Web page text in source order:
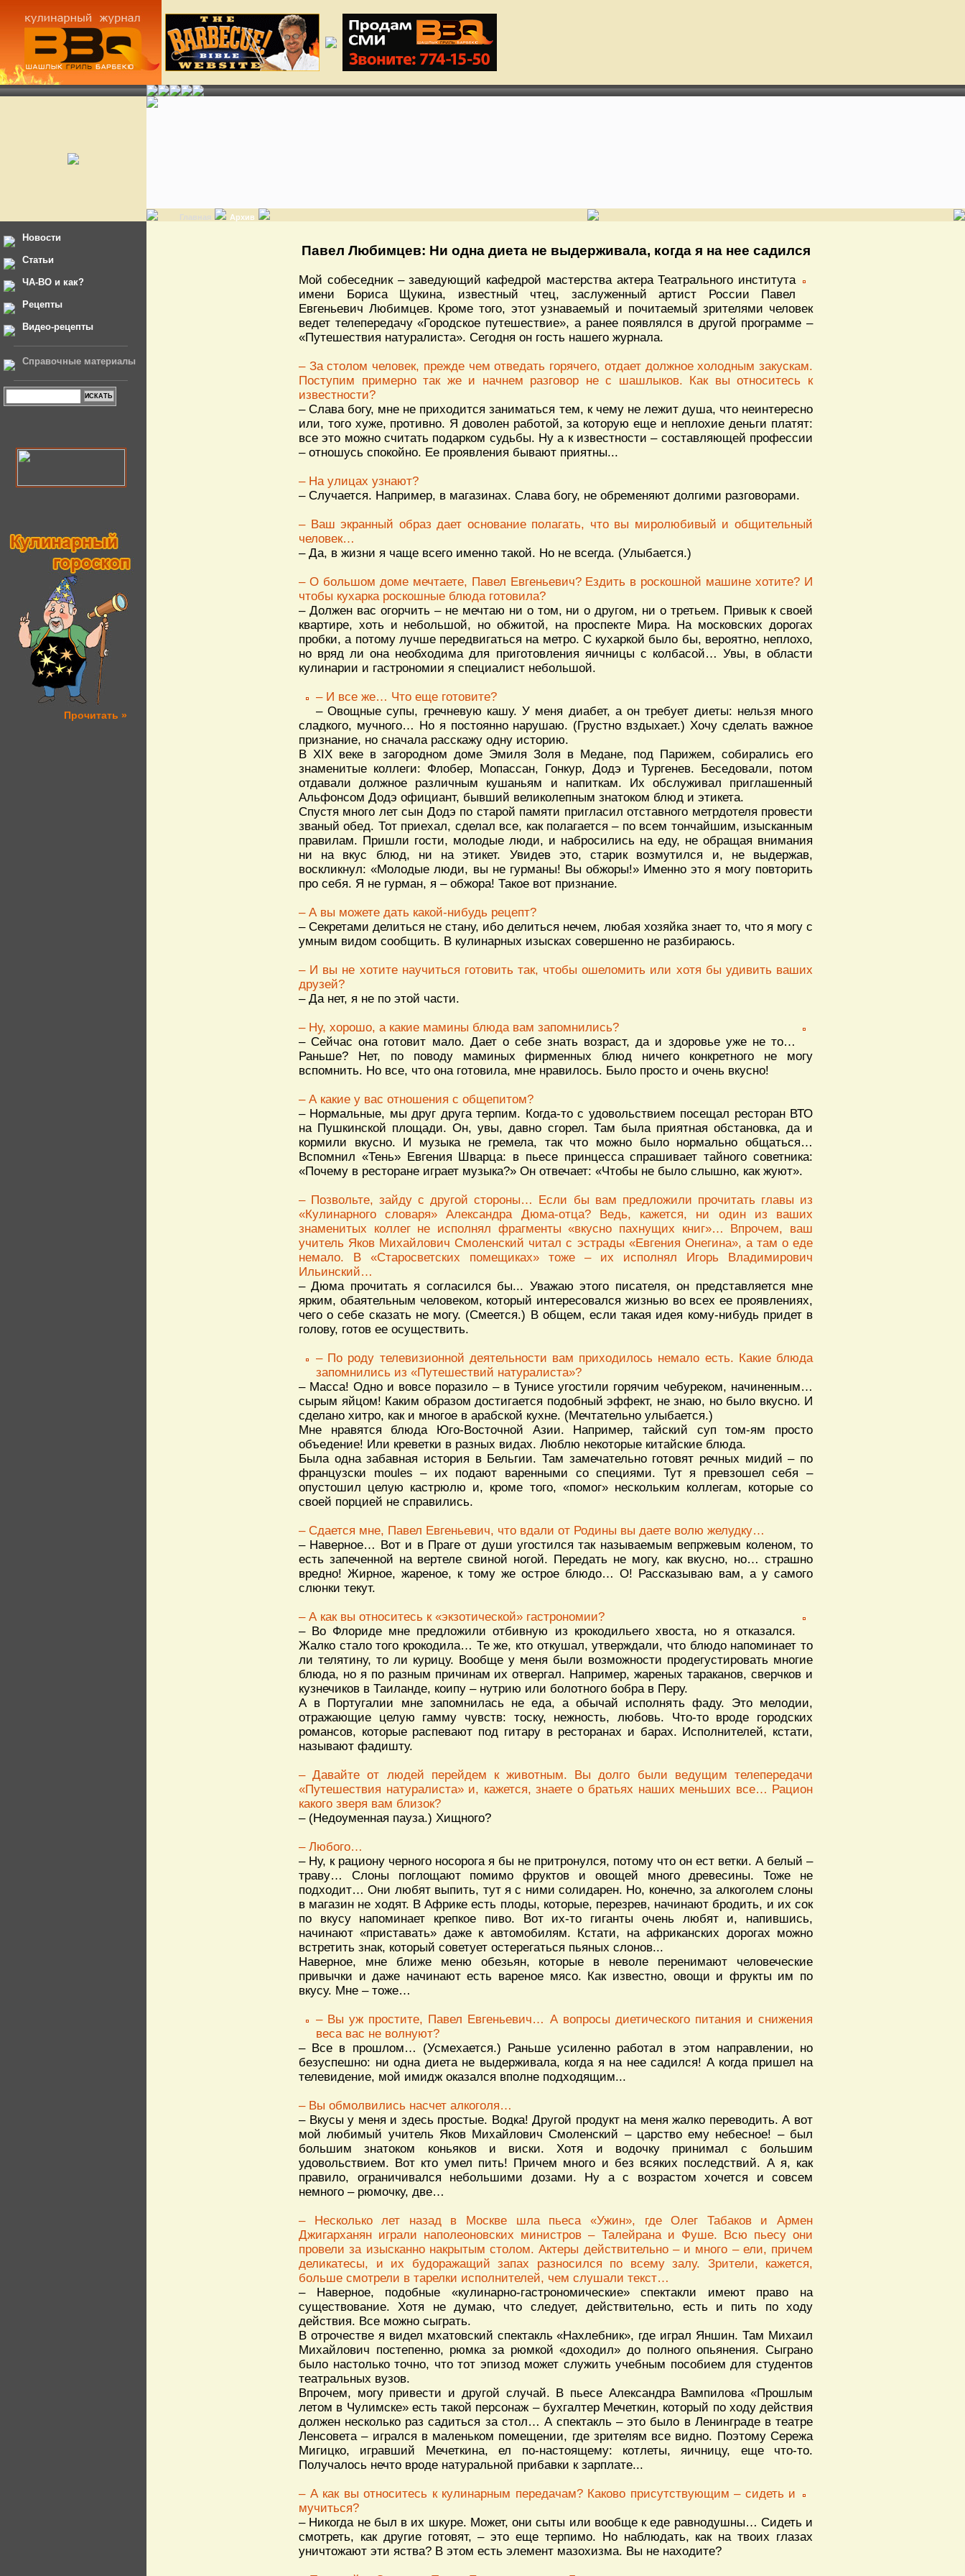
Главная Архив
Новости
Статьи
ЧА-ВО и как?
Рецепты
Видео-рецепты
Справочные материалы
Прочитать »
Павел Любимцев: Ни одна диета не выдерживала, когда я на нее садился
Мой собеседник – заведующий кафедрой мастерства актера Театрального института
имени Бориса Щукина, известный чтец, заслуженный артист России Павел
Евгеньевич Любимцев. Кроме того, этот узнаваемый и почитаемый зрителями человек
ведет телепередачу «Городское путешествие», а ранее появлялся в другой программе –
«Путешествия натуралиста». Сегодня он гость нашего журнала.
– За столом человек, прежде чем отведать горячего, отдает должное холодным закускам.
Поступим примерно так же и начнем разговор не с шашлыков. Как вы относитесь к
известности?
– Слава богу, мне не приходится заниматься тем, к чему не лежит душа, что неинтересно
или, того хуже, противно. Я доволен работой, за которую еще и неплохие деньги платят:
все это можно считать подарком судьбы. Ну а к известности – составляющей профессии
– отношусь спокойно. Ее проявления бывают приятны...
– На улицах узнают?
– Случается. Например, в магазинах. Слава богу, не обременяют долгими разговорами.
– Ваш экранный образ дает основание полагать, что вы миролюбивый и общительный
человек…
– Да, в жизни я чаще всего именно такой. Но не всегда. (Улыбается.)
– О большом доме мечтаете, Павел Евгеньевич? Ездить в роскошной машине хотите? И
чтобы кухарка роскошные блюда готовила?
– Должен вас огорчить – не мечтаю ни о том, ни о другом, ни о третьем. Привык к своей
квартире, хоть и небольшой, но обжитой, на проспекте Мира. На московских дорогах
пробки, а потому лучше передвигаться на метро. С кухаркой было бы, вероятно, неплохо,
но вряд ли она необходима для приготовления яичницы с колбасой… Увы, в области
кулинарии и гастрономии я специалист небольшой.
– И все же… Что еще готовите?
– Овощные супы, гречневую кашу. У меня диабет, а он требует диеты: нельзя много
сладкого, мучного… Но я постоянно нарушаю. (Грустно вздыхает.) Хочу сделать важное
признание, но сначала расскажу одну историю.
В XIX веке в загородном доме Эмиля Золя в Медане, под Парижем, собирались его
знаменитые коллеги: Флобер, Мопассан, Гонкур, Додэ и Тургенев. Беседовали, потом
отдавали должное различным кушаньям и напиткам. Их обслуживал приглашенный
Альфонсом Додэ официант, бывший великолепным знатоком блюд и этикета.
Спустя много лет сын Додэ по старой памяти пригласил отставного метрдотеля провести
званый обед. Тот приехал, сделал все, как полагается – по всем тончайшим, изысканным
правилам. Пришли гости, молодые люди, и набросились на еду, не обращая внимания
ни на вкус блюд, ни на этикет. Увидев это, старик возмутился и, не выдержав,
воскликнул: «Молодые люди, вы не гурманы! Вы обжоры!» Именно это я могу повторить
про себя. Я не гурман, я – обжора! Такое вот признание.
– А вы можете дать какой-нибудь рецепт?
– Секретами делиться не стану, ибо делиться нечем, любая хозяйка знает то, что я могу с
умным видом сообщить. В кулинарных изысках совершенно не разбираюсь.
– И вы не хотите научиться готовить так, чтобы ошеломить или хотя бы удивить ваших
друзей?
– Да нет, я не по этой части.
– Ну, хорошо, а какие мамины блюда вам запомнились?
– Сейчас она готовит мало. Дает о себе знать возраст, да и здоровье уже не то…
Раньше? Нет, по поводу маминых фирменных блюд ничего конкретного не могу
вспомнить. Но все, что она готовила, мне нравилось. Было просто и очень вкусно!
– А какие у вас отношения с общепитом?
– Нормальные, мы друг друга терпим. Когда-то с удовольствием посещал ресторан ВТО
на Пушкинской площади. Он, увы, давно сгорел. Там была приятная обстановка, да и
кормили вкусно. И музыка не гремела, так что можно было нормально общаться…
Вспомнил «Тень» Евгения Шварца: в пьесе принцесса спрашивает тайного советника:
«Почему в ресторане играет музыка?» Он отвечает: «Чтобы не было слышно, как жуют».
– Позвольте, зайду с другой стороны… Если бы вам предложили прочитать главы из
«Кулинарного словаря» Александра Дюма-отца? Ведь, кажется, ни один из ваших
знаменитых коллег не исполнял фрагменты «вкусно пахнущих книг»… Впрочем, ваш
учитель Яков Михайлович Смоленский читал с эстрады «Евгения Онегина», а там о еде
немало. В «Старосветских помещиках» тоже – их исполнял Игорь Владимирович
Ильинский…
– Дюма прочитать я согласился бы... Уважаю этого писателя, он представляется мне
ярким, обаятельным человеком, который интересовался жизнью во всех ее проявлениях,
чего о себе сказать не могу. (Смеется.) В общем, если такая идея кому-нибудь придет в
голову, готов ее осуществить.
– По роду телевизионной деятельности вам приходилось немало есть. Какие блюда
запомнились из «Путешествий натуралиста»?
– Масса! Одно и вовсе поразило – в Тунисе угостили горячим чебуреком, начиненным…
сырым яйцом! Каким образом достигается подобный эффект, не знаю, но было вкусно. И
сделано хитро, как и многое в арабской кухне. (Мечтательно улыбается.)
Мне нравятся блюда Юго-Восточной Азии. Например, тайский суп том-ям просто
объедение! Или креветки в разных видах. Люблю некоторые китайские блюда.
Была одна забавная история в Бельгии. Там замечательно готовят речных мидий – по
французски moules – их подают варенными со специями. Тут я превзошел себя –
опустошил целую кастрюлю и, кроме того, «помог» нескольким коллегам, которые со
своей порцией не справились.
– Сдается мне, Павел Евгеньевич, что вдали от Родины вы даете волю желудку…
– Наверное… Вот и в Праге от души угостился так называемым вепржевым коленом, то
есть запеченной на вертеле свиной ногой. Передать не могу, как вкусно, но… страшно
вредно! Жирное, жареное, к тому же острое блюдо… О! Рассказываю вам, а у самого
слюнки текут.
– А как вы относитесь к «экзотической» гастрономии?
– Во Флориде мне предложили отбивную из крокодильего хвоста, но я отказался.
Жалко стало того крокодила… Те же, кто откушал, утверждали, что блюдо напоминает то
ли телятину, то ли курицу. Вообще у меня были возможности продегустировать многие
блюда, но я по разным причинам их отвергал. Например, жареных тараканов, сверчков и
кузнечиков в Таиланде, коипу – нутрию или болотного бобра в Перу.
А в Португалии мне запомнилась не еда, а обычай исполнять фаду. Это мелодии,
отражающие целую гамму чувств: тоску, нежность, любовь. Что-то вроде городских
романсов, которые распевают под гитару в ресторанах и барах. Исполнителей, кстати,
называют фадишту.
– Давайте от людей перейдем к животным. Вы долго были ведущим телепередачи
«Путешествия натуралиста» и, кажется, знаете о братьях наших меньших все… Рацион
какого зверя вам близок?
– (Недоуменная пауза.) Хищного?
– Любого…
– Ну, к рациону черного носорога я бы не притронулся, потому что он ест ветки. А белый –
траву… Слоны поглощают помимо фруктов и овощей много древесины. Тоже не
подходит… Они любят выпить, тут я с ними солидарен. Но, конечно, за алкоголем слоны
в магазин не ходят. В Африке есть плоды, которые, перезрев, начинают бродить, и их сок
по вкусу напоминает крепкое пиво. Вот их-то гиганты очень любят и, напившись,
начинают «приставать» даже к автомобилям. Кстати, на африканских дорогах можно
встретить знак, который советует остерегаться пьяных слонов...
Наверное, мне ближе меню обезьян, которые в неволе перенимают человеческие
привычки и даже начинают есть вареное мясо. Как известно, овощи и фрукты им по
вкусу. Мне – тоже…
– Вы уж простите, Павел Евгеньевич… А вопросы диетического питания и снижения
веса вас не волнуют?
– Все в прошлом… (Усмехается.) Раньше усиленно работал в этом направлении, но
безуспешно: ни одна диета не выдерживала, когда я на нее садился! А когда пришел на
телевидение, мой имидж оказался вполне подходящим...
– Вы обмолвились насчет алкоголя…
– Вкусы у меня и здесь простые. Водка! Другой продукт на меня жалко переводить. А вот
мой любимый учитель Яков Михайлович Смоленский – царство ему небесное! – был
большим знатоком коньяков и виски. Хотя и водочку принимал с большим
удовольствием. Вот кто умел пить! Причем много и без всяких последствий. А я, как
правило, ограничивался небольшими дозами. Ну а с возрастом хочется и совсем
немного – рюмочку, две…
– Несколько лет назад в Москве шла пьеса «Ужин», где Олег Табаков и Армен
Джигарханян играли наполеоновских министров – Талейрана и Фуше. Всю пьесу они
провели за изысканно накрытым столом. Актеры действительно – и много – ели, причем
деликатесы, и их будоражащий запах разносился по всему залу. Зрители, кажется,
больше смотрели в тарелки исполнителей, чем слушали текст…
– Наверное, подобные «кулинарно-гастрономические» спектакли имеют право на
существование. Хотя не думаю, что следует, действительно, есть и пить по ходу
действия. Все можно сыграть.
В отрочестве я видел мхатовский спектакль «Нахлебник», где играл Яншин. Там Михаил
Михайлович постепенно, рюмка за рюмкой «доходил» до полного опьянения. Сыграно
было настолько точно, что тот эпизод может служить учебным пособием для студентов
театральных вузов.
Впрочем, могу привести и другой случай. В пьесе Александра Вампилова «Прошлым
летом в Чулимске» есть такой персонаж – бухгалтер Мечеткин, который по ходу действия
должен несколько раз садиться за стол… А спектакль – это было в Ленинграде в театре
Ленсовета – игрался в маленьком помещении, где зрителям все видно. Поэтому Сережа
Мигицко, игравший Мечеткина, ел по-настоящему: котлеты, яичницу, еще что-то.
Получалось нечто вроде натуральной прибавки к зарплате...
– А как вы относитесь к кулинарным передачам? Каково присутствующим – сидеть и
мучиться?
– Никогда не был в их шкуре. Может, они сыты или вообще к еде равнодушны… Сидеть и
смотреть, как другие готовят, – это еще терпимо. Но наблюдать, как на твоих глазах
уничтожают эти яства? В этом есть элемент мазохизма. Вы не находите?